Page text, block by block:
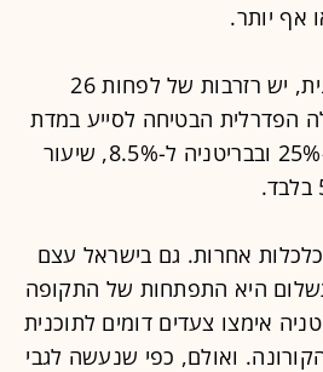
לסוכנות התעסוקה הגרמנית, המשלמת על התוכנית, יש רזרבות של לפחות 26
הפדרלית הבטיחה לסייע במדת
הצורך. וכך, בעוד שיעור האבטלה בישראל זינק ל-25% ובבריטניה ל-8.5%, שיעור
אחרות. גם בישראל עצם
היא התפתחות של התקופה
אימצו צעדים דומים לתוכנית
ואולם, כפי שנעשה לגבי